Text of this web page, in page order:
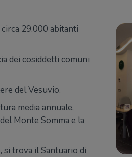
29.000 abitanti
dei cosiddetti comuni
del Vesuvio.
media annuale,
Monte Somma e la
trova il Santuario di